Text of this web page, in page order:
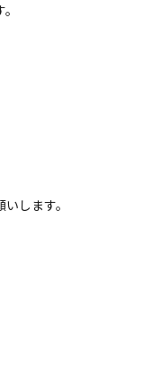
します。